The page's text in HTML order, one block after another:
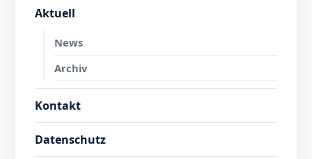
Aktuell
News
Archiv
Kontakt
Datenschutz